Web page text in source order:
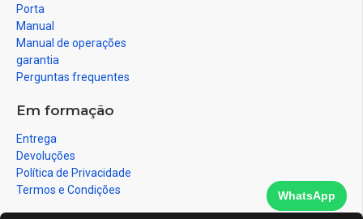
Porta
Manual
Manual de operações
garantia
Perguntas frequentes
Em formação
Entrega
Devoluções
Política de Privacidade
Termos e Condições
WhatsApp